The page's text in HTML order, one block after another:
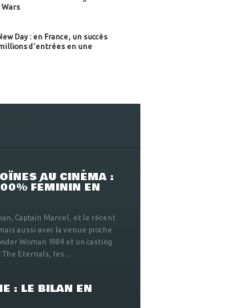
Wars
Day : en France, un succès
millions d'entrées en une
AU CINÉMA :
FÉMININ EN
Captain Marvel, et le récent
aussi avec la venue proche
Woman 1984 et un casting
Eternals, les ...
: LE BILAN EN